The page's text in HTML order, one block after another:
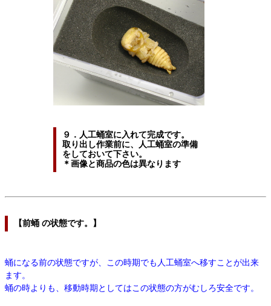
９．人工蛹室に入れて完成です。
取り出し作業前に、人工蛹室の準備
をしておいて下さい。
＊画像と商品の色は異なります
【前蛹 の状態です。】
蛹になる前の状態ですが、この時期でも人工蛹室へ移すことが出来
ます。
蛹の時よりも、移動時期としてはこの状態の方がむしろ安全です。